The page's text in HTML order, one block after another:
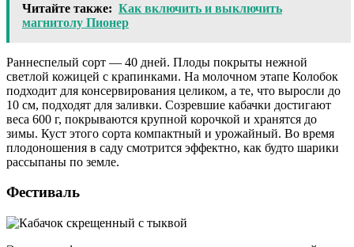
Читайте также: Как включить и выключить
магнитолу Пионер
Раннеспелый сорт — 40 дней. Плоды покрыты нежной
светлой кожицей с крапинками. На молочном этапе Колобок
подходит для консервирования целиком, а те, что выросли до
10 см, подходят для заливки. Созревшие кабачки достигают
веса 600 г, покрываются крупной корочкой и хранятся до
зимы. Куст этого сорта компактный и урожайный. Во время
плодоношения в саду смотрится эффектно, как будто шарики
рассыпаны по земле.
Фестиваль